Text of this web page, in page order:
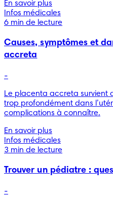
En savoir plus
Infos médicales
6 min de lecture
Causes, symptômes et
accreta
-
Le placenta accreta survient
trop profondément dans
complications à connaître.
En savoir plus
Infos médicales
3 min de lecture
Trouver un pédiatre :
-